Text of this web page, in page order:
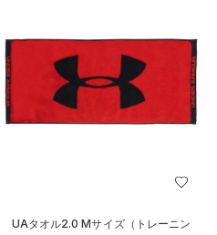
UAタオル2.0 Mサイズ（トレーニン